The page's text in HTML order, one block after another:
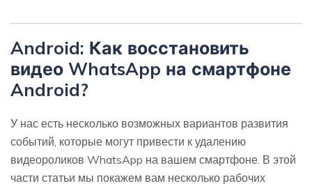
Android: Как восстановить
видео WhatsApp на смартфоне
Android?
У нас есть несколько возможных вариантов развития
событий, которые могут привести к удалению
видеороликов WhatsApp на вашем смартфоне. В этой
части статьи мы покажем вам несколько рабочих